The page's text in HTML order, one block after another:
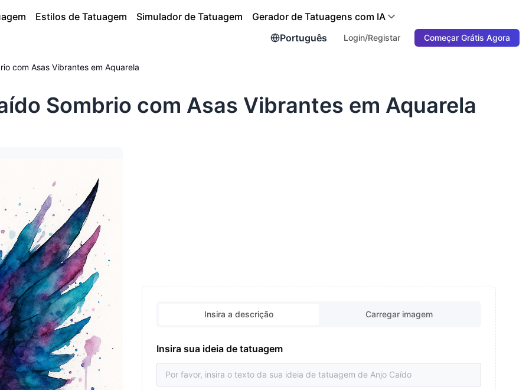
Português Login/Registar Começar Grátis Agora
Estilos de Tatuagem Simulador de Tatuagem Gerador de Tatuagens com IA
com Asas Vibrantes em Aquarela
Sombrio com Asas Vibrantes em Aquarela
Insira a descrição Carregar imagem
Insira sua ideia de tatuagem